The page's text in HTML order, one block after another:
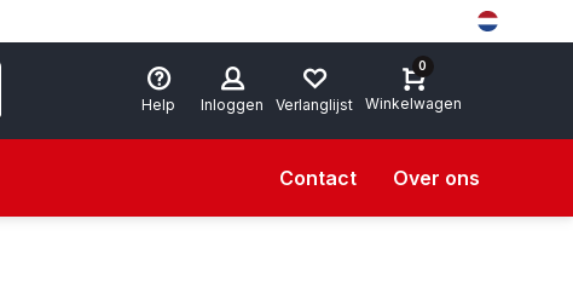
Help Inloggen Verlanglijst
0
Winkelwagen
Contact Over ons